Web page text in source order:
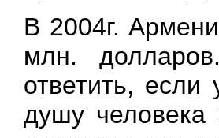
В 2004г.
млн.
ответить,
душу